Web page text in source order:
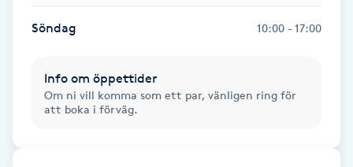
Kemisk peeling
Keratinbehandling
Söndag 10:00 - 17:00
Info om öppettider
Om ni vill komma som ett par, vänligen ring för
att boka i förväg.